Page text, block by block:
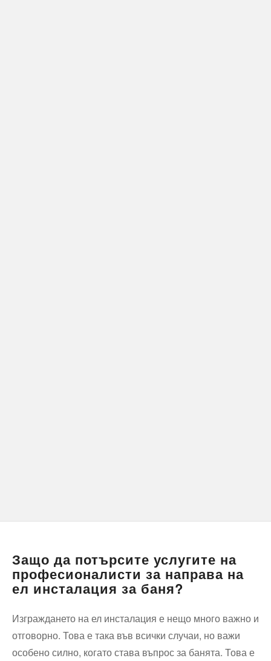
Защо да потърсите услугите на
професионалисти за направа на
ел инсталация за баня?
Изграждането на ел инсталация е нещо много важно и
отговорно. Това е така във всички случаи, но важи
особено силно, когато става въпрос за банята. Това е